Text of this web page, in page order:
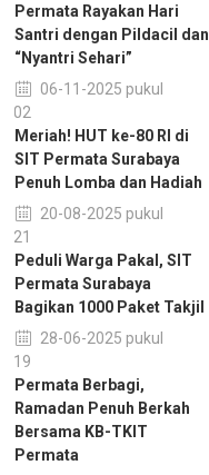
Permata Rayakan Hari
Santri dengan Pildacil dan
“Nyantri Sehari”
06-11-2025 pukul
14:02
Meriah! HUT ke-80 RI di
SIT Permata Surabaya
Penuh Lomba dan Hadiah
20-08-2025 pukul
13:21
Peduli Warga Pakal, SIT
Permata Surabaya
Bagikan 1000 Paket Takjil
28-06-2025 pukul
10:19
Permata Berbagi,
Ramadan Penuh Berkah
Bersama KB-TKIT
Permata